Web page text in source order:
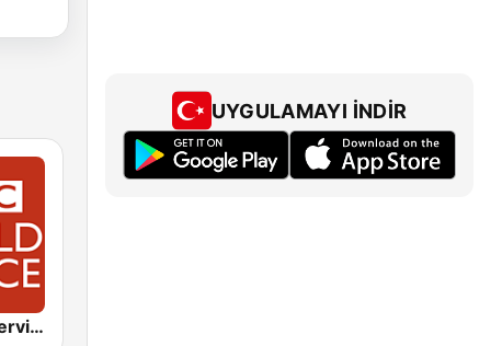
BBC World Service
UYGULAMAYI İNDIR